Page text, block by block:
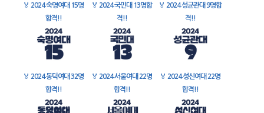
🏅 2024 숙명여대 15명
합격!!
🏅 2024 국민대 13명합
격!!
🏅 2024 성균관대 9명합
격!!
🏅 2024 동덕여대 32명
합격!!
🏅 2024 서울여대 22명
합격!!
🏅 2024 성신여대 22명
합격!!